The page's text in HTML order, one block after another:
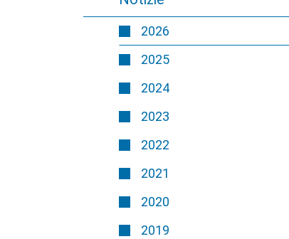
2026
2025
2024
2023
2022
2021
2020
2019